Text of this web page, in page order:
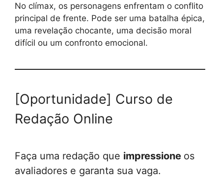
No clímax, os personagens enfrentam o conflito
principal de frente. Pode ser uma batalha épica,
uma revelação chocante, uma decisão moral
difícil ou um confronto emocional.
[Oportunidade] Curso de
Redação Online
Faça uma redação que impressione os
avaliadores e garanta sua vaga.